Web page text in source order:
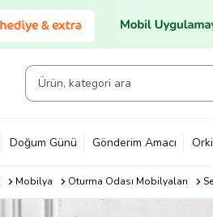
Doğum Günü Gönderim Amacı
Mobilya Oturma Odası Mobilyaları